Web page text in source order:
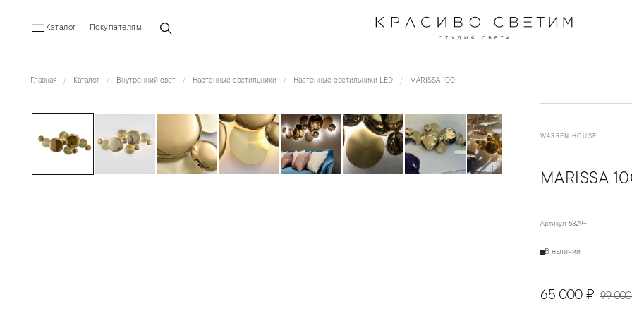
Каталог Покупателям
Главная Каталог Внутренний свет Настенные светильники Настенные светильники LED MARISSA 100
← 1/9
WARREN HOUSE
MARISSA
Артикул: 5329-
В наличии
65 000 ₽ 99